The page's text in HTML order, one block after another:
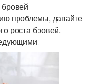
проблемы, давайте
роста бровей.